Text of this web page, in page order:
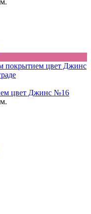
цвет Джинс №16